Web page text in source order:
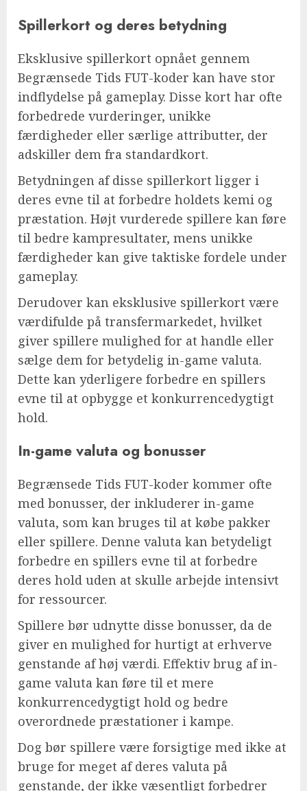
Spillerkort og deres betydning
Eksklusive spillerkort opnået gennem
Begrænsede Tids FUT-koder kan have stor
indflydelse på gameplay. Disse kort har ofte
forbedrede vurderinger, unikke
færdigheder eller særlige attributter, der
adskiller dem fra standardkort.
Betydningen af disse spillerkort ligger i
deres evne til at forbedre holdets kemi og
præstation. Højt vurderede spillere kan føre
til bedre kampresultater, mens unikke
færdigheder kan give taktiske fordele under
gameplay.
Derudover kan eksklusive spillerkort være
værdifulde på transfermarkedet, hvilket
giver spillere mulighed for at handle eller
sælge dem for betydelig in-game valuta.
Dette kan yderligere forbedre en spillers
evne til at opbygge et konkurrencedygtigt
hold.
In-game valuta og bonusser
Begrænsede Tids FUT-koder kommer ofte
med bonusser, der inkluderer in-game
valuta, som kan bruges til at købe pakker
eller spillere. Denne valuta kan betydeligt
forbedre en spillers evne til at forbedre
deres hold uden at skulle arbejde intensivt
for ressourcer.
Spillere bør udnytte disse bonusser, da de
giver en mulighed for hurtigt at erhverve
genstande af høj værdi. Effektiv brug af in-
game valuta kan føre til et mere
konkurrencedygtigt hold og bedre
overordnede præstationer i kampe.
Dog bør spillere være forsigtige med ikke at
bruge for meget af deres valuta på
genstande, der ikke væsentligt forbedrer